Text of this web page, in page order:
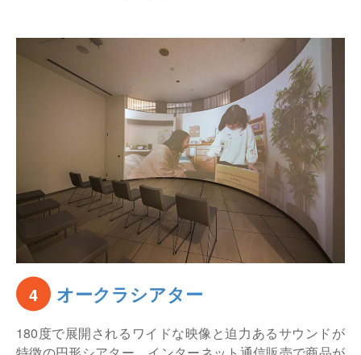
4 オークラシアター
180度で展開されるワイドな映像と迫力あるサウンドが